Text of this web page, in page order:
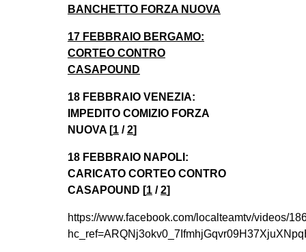
BANCHETTO FORZA NUOVA
17 FEBBRAIO BERGAMO:
CORTEO CONTRO
CASAPOUND
18 FEBBRAIO VENEZIA:
IMPEDITO COMIZIO FORZA
NUOVA [1 /2]
18 FEBBRAIO NAPOLI:
CARICATO CORTEO CONTRO
CASAPOUND [1 /2]
https://www.facebook.com/localteamtv/videos/